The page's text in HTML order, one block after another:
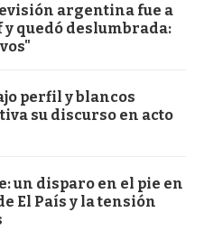
argentina fue a
y quedó deslumbrada:
perfil y blancos
su discurso en acto
un disparo en el pie en
El País y la tensión